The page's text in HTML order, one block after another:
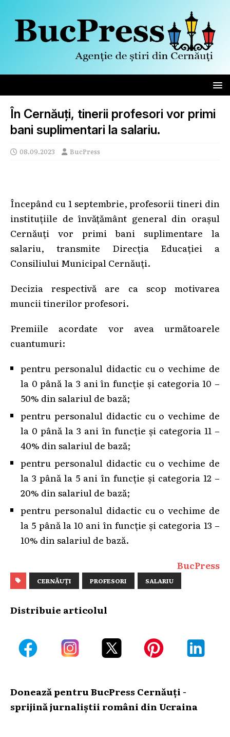
În Cernăuți, tinerii profesori vor primi
bani suplimentari la salariu.
08.09.2023 BucPress
Începând cu 1 septembrie, profesorii tineri din
instituțiile de învățământ general din orașul
Cernăuți vor primi bani suplimentare la
salariu, transmite Direcția Educației a
Consiliului Municipal Cernăuți.
Decizia respectivă are ca scop motivarea
muncii tinerilor profesori.
Premiile acordate vor avea următoarele
cuantumuri:
pentru personalul didactic cu o vechime de
la 0 până la 3 ani în funcție și categoria 10 –
50% din salariul de bază;
pentru personalul didactic cu o vechime de
la 0 până la 3 ani în funcție și categoria 11 –
40% din salariul de bază;
pentru personalul didactic cu o vechime de
la 3 până la 5 ani în funcție și categoria 12 –
20% din salariul de bază;
pentru personalul didactic cu o vechime de
la 5 până la 10 ani în funcție și categoria 13 –
10% din salariul de bază.
BucPress
CERNĂUȚI PROFESORI SALARIU
Distribuie articolul
Donează pentru BucPress Cernăuți -
sprijină jurnaliștii români din Ucraina